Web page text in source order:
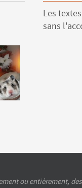
Les
sans
ou entièrement,